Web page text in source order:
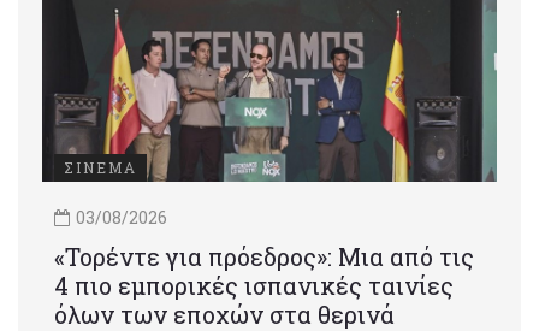
ΣΙΝΕΜΑ
03/08/2026
«Τορέντε για πρόεδρος»: Mια από τις
4 πιο εμπορικές ισπανικές ταινίες
όλων των εποχών στα θερινά